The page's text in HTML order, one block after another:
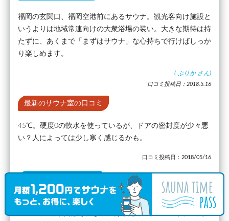
福岡の玄関口、福岡空港前にあるサウナ。観光客向け施設と
いうよりは地域常連向けの大衆浴場の装い。大きな期待は持
たずに、あくまで「まずはサウナ」な心持ちで行けばしっか
り楽しめます。
( ぷりか さん)
口コミ投稿日：2018.5.16
最新のサウナ室の口コミ
45℃。硬度0の軟水を使っているが、ドアの密封度が少々悪
い？人によっては少し寒く感じるかも。
口コミ投稿日：2018/05/16
水風呂も客入り次第で水温にばらつきあり。冷たい時は15
～16℃。 塩素臭はそれなりにあるため、プールに入ってる